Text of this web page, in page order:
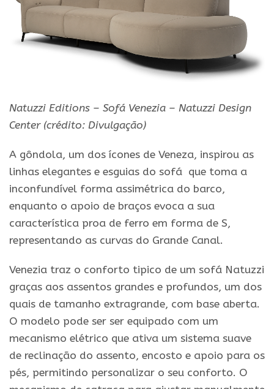
Natuzzi Editions – Sofá Venezia – Natuzzi Design
Center (crédito: Divulgação)
A gôndola, um dos ícones de Veneza, inspirou as
linhas elegantes e esguias do sofá que toma a
inconfundível forma assimétrica do barco,
enquanto o apoio de braços evoca a sua
característica proa de ferro em forma de S,
representando as curvas do Grande Canal.
Venezia traz o conforto tipico de um sofá Natuzzi
graças aos assentos grandes e profundos, um dos
quais de tamanho extragrande, com base aberta.
O modelo pode ser ser equipado com um
mecanismo elétrico que ativa um sistema suave
de reclinação do assento, encosto e apoio para os
pés, permitindo personalizar o seu conforto. O